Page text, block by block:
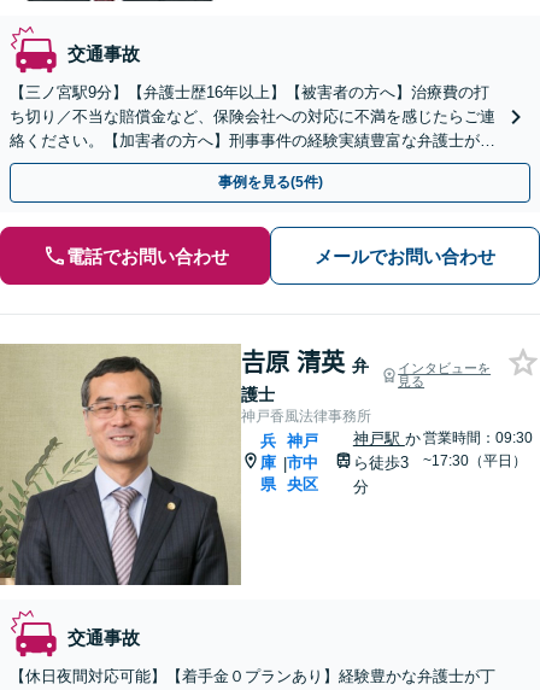
交通事故
【三ノ宮駅9分】【弁護士歴16年以上】【被害者の方へ】治療費の打
ち切り／不当な賠償金など、保険会社への対応に不満を感じたらご連
絡ください。【加害者の方へ】刑事事件の経験実績豊富な弁護士が石
鹸から裁判までサポートします。【初回相談無料】
事例を見る(5件)
電話でお問い合わせ メールでお問い合わせ
𠮷原 清英 弁
護士
インタビューを
見る
神戸香風法律事務所
兵
庫
県
|
神戸
市中
央区
神戸駅 か
ら徒歩3
分
営業時間：09:30
~17:30（平日）
交通事故
【休日夜間対応可能】【着手金０プランあり】経験豊かな弁護士が丁